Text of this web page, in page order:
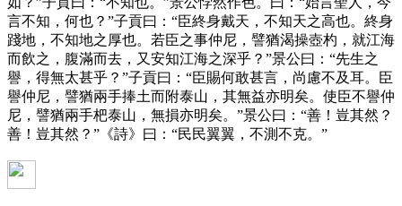
言不知，何也？”子貢曰：“臣終身戴天，不知天之高也。終身
踐地，不知地之厚也。若臣之事仲尼，譬猶渴操壺杓，就江海
而飲之，腹滿而去，又安知江海之深乎？”景公曰：“先生之
譽，得無太甚乎？”子貢曰：“臣賜何敢甚言，尚慮不及耳。臣
譽仲尼，譬猶兩手捧土而附泰山，其無益亦明矣。使臣不譽仲
尼，譬猶兩手杷泰山，無損亦明矣。”景公曰：“善！豈其然？
善！豈其然？”《詩》曰：“民民翼翼，不測不克。”